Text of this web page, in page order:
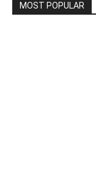
MOST POPULAR